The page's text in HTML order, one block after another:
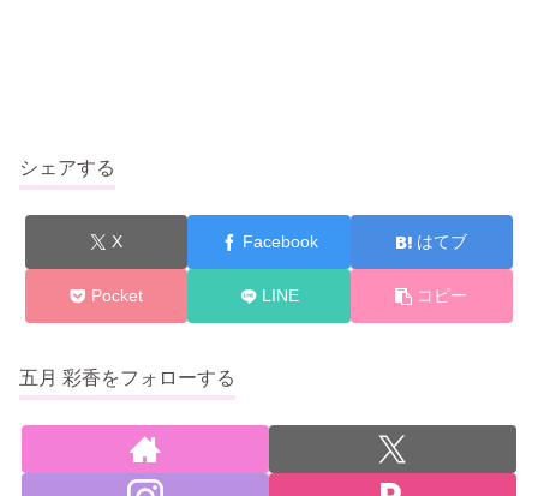
シェアする
X Facebook はてブ
Pocket LINE コピー
五月 彩香をフォローする